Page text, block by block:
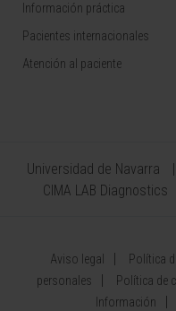
Información práctica
Pacientes internacionales
Atención al paciente
Universidad de Navarra
CIMA LAB Diagnostics
Aviso legal Política
personales
Política de
Información